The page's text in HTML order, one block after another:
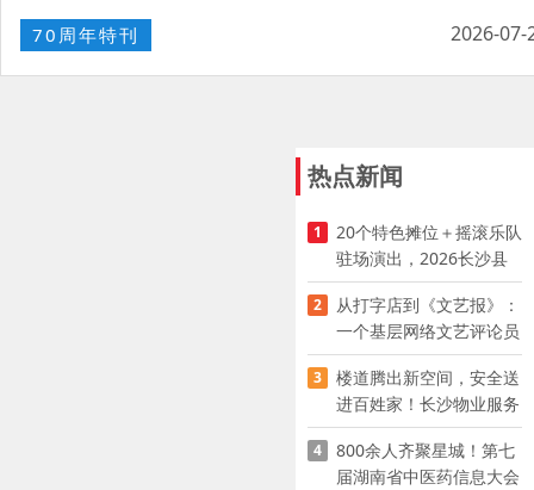
70周年特刊 2026-07-
热点新闻
1
20个特色摊位＋摇滚乐队
驻场演出，2026长沙县
夜市嘉年华启幕
2
从打字店到《文艺报》：
一个基层网络文艺评论员
的突围
3
楼道腾出新空间，安全送
进百姓家！长沙物业服务
企业迅速推进“四大行动”
4
800余人齐聚星城！第七
届湖南省中医药信息大会